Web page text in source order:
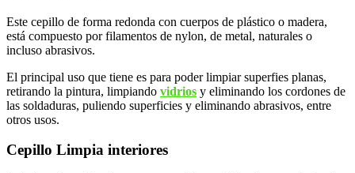
Este cepillo de forma redonda con cuerpos de plástico o madera,
está compuesto por filamentos de nylon, de metal, naturales o
incluso abrasivos.
El principal uso que tiene es para poder limpiar superfies planas,
retirando la pintura, limpiando vidrios y eliminando los cordones de
las soldaduras, puliendo superficies y eliminando abrasivos, entre
otros usos.
Cepillo Limpia interiores